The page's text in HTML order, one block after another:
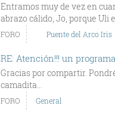
Entramos muy de vez en
abrazo cálido, Jo, porque Uli
FORO Puente del Arco Iris
RE: Atención!!! un
Gracias por compartir.
camadita...
FORO General